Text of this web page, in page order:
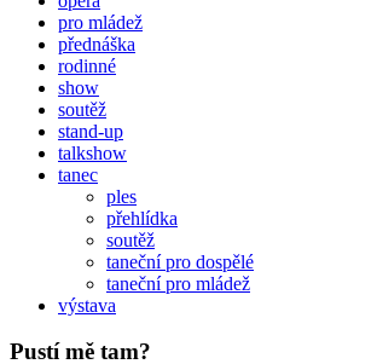
pro mládež
přednáška
rodinné
show
soutěž
stand-up
talkshow
tanec
ples
přehlídka
soutěž
taneční pro dospělé
taneční pro mládež
výstava
Pustí mě tam?